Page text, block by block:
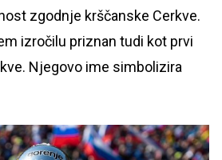
zgodnje krščanske Cerkve.
izročilu priznan tudi kot prvi
Njegovo ime simbolizira